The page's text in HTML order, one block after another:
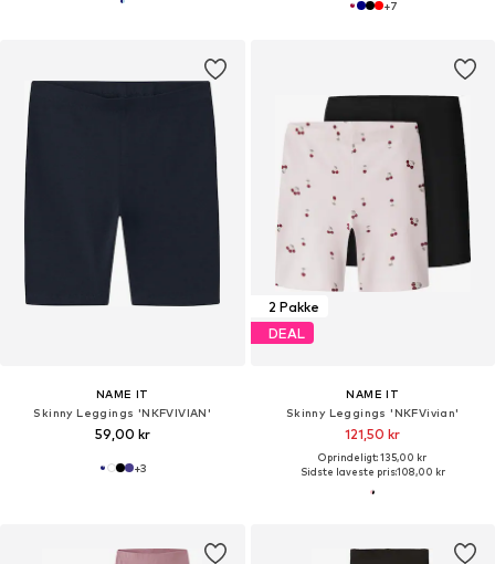
+7
NAME IT
Skinny Leggings 'NKFVIVIAN'
59,00 kr
+3
2 Pakke
DEAL
NAME IT
Skinny Leggings 'NKFVivian'
121,50 kr
Oprindeligt: 135,00 kr
Sidste laveste pris:108,00 kr